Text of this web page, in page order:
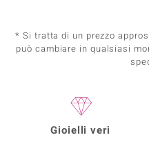
* Si tratta di un prezzo
può cambiare in qualsiasi
Gioielli veri